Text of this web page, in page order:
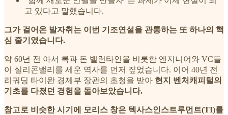
고 있다고 말했습니다.
그가 걸어온 발자취는 이번 기조연설을 관통하는 또 하나의 핵
심 줄기였습니다.
약 60년 전 아서 록과 돈 밸런타인을 비롯한 엔지니어와 VC들
이 실리콘밸리를 세운 역사를 먼저 짚었습니다. 이어 40년 전
리궈딩 타이완 경제부 장관의 초청을 받아 현지 벤처캐피털의
기초를 다졌던 경험을 돌아보았습니다.
참고로 비슷한 시기에 모리스 창은 텍사스인스트루먼트(TI)를